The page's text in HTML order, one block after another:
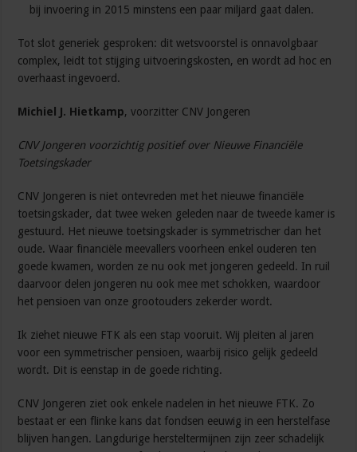
bij invoering in 2015 minstens een paar miljard gaat dalen.
Tot slot generiek gesproken: dit wetsvoorstel is onnavolgbaar
complex, leidt tot stijging uitvoeringskosten, en wordt ad hoc en
overhaast ingevoerd.
Michiel J. Hietkamp, voorzitter CNV Jongeren
CNV Jongeren voorzichtig positief over Nieuwe Financiële
Toetsingskader
CNV Jongeren is niet ontevreden met het nieuwe financiële
toetsingskader, dat twee weken geleden naar de tweede kamer is
gestuurd. Het nieuwe toetsingskader is symmetrischer dan het
oude. Waar financiële meevallers voorheen enkel ouderen ten
goede kwamen, worden ze nu ook met jongeren gedeeld. In ruil
daarvoor delen jongeren nu ook mee met schokken, waardoor
het pensioen van onze grootouders zekerder wordt.
Ik ziehet nieuwe FTK als een stap vooruit. Wij pleiten al jaren
voor een symmetrischer pensioen, waarbij risico gelijk gedeeld
wordt. Dit is eenstap in de goede richting.
CNV Jongeren ziet ook enkele nadelen in het nieuwe FTK. Zo
bestaat er een flinke kans dat fondsen eeuwig in een herstelfase
blijven hangen. Langdurige hersteltermijnen zijn zeer schadelijk